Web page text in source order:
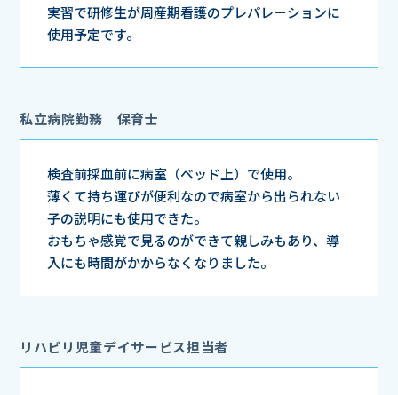
実習で研修生が周産期看護のプレパレーションに
使用予定です。
私立病院勤務 保育士
検査前採血前に病室（ベッド上）で使用。
薄くて持ち運びが便利なので病室から出られない
子の説明にも使用できた。
おもちゃ感覚で見るのができて親しみもあり、導
入にも時間がかからなくなりました。
リハビリ児童デイサービス担当者